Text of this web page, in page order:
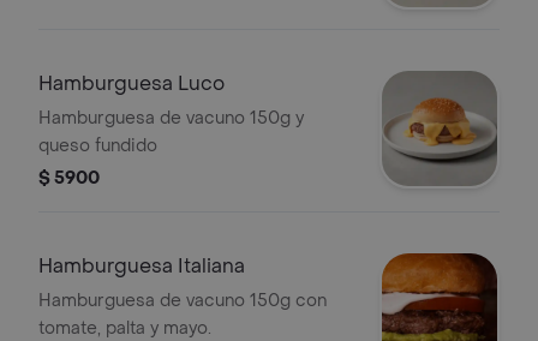
Hamburguesa Luco
Hamburguesa de vacuno 150g y
queso fundido
$ 5900
Hamburguesa Italiana
Hamburguesa de vacuno 150g con
tomate, palta y mayo.